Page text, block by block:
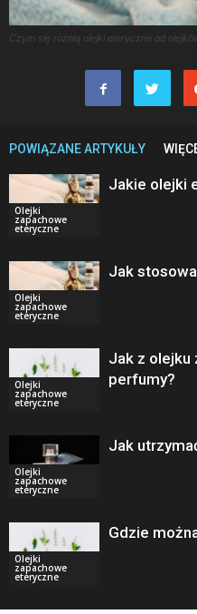
Czym się różnią olejki eteryczne od
POWIĄZANE ARTYKUŁY
Olejki
zapachowe
eteryczne
Jakie olejki
Olejki
zapachowe
eteryczne
Jak
Olejki
zapachowe
eteryczne
Jak z olejku
perfumy?
Olejki
zapachowe
eteryczne
Jak
Olejki
zapachowe
eteryczne
Gdzie